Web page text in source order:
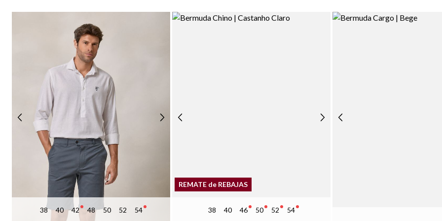
38 40 42 48 50 52 54
REMATE de REBAJAS
38 40 46 50 52 54